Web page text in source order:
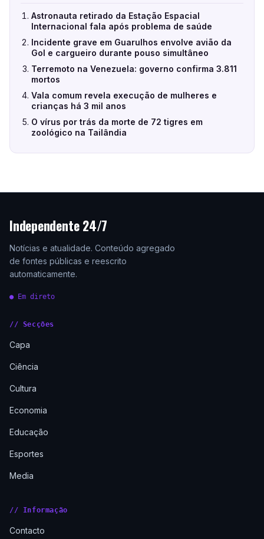
Astronauta retirado da Estação Espacial
Internacional fala após problema de saúde
Incidente grave em Guarulhos envolve avião da
Gol e cargueiro durante pouso simultâneo
Terremoto na Venezuela: governo confirma 3.811
mortos
Vala comum revela execução de mulheres e
crianças há 3 mil anos
O vírus por trás da morte de 72 tigres em
zoológico na Tailândia
Independente 24/7
Notícias e atualidade. Conteúdo agregado
de fontes públicas e reescrito
automaticamente.
● Em direto
// Secções
Capa
Ciência
Cultura
Economia
Educação
Esportes
Media
// Informação
Contacto